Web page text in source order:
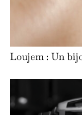
Loujem : Un